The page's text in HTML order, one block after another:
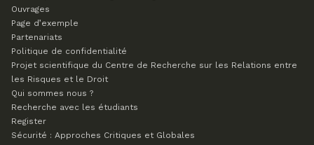
Ouvrages
Page d’exemple
Partenariats
Politique de confidentialité
Projet scientifique du Centre de Recherche sur les Relations entre
les Risques et le Droit
Qui sommes nous ?
Recherche avec les étudiants
Register
Sécurité : Approches Critiques et Globales